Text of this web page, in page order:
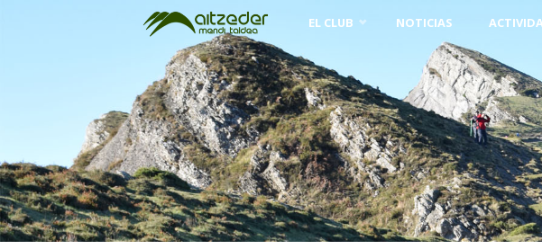
Saltar
al
contenido
EL CLUB NOTICIAS